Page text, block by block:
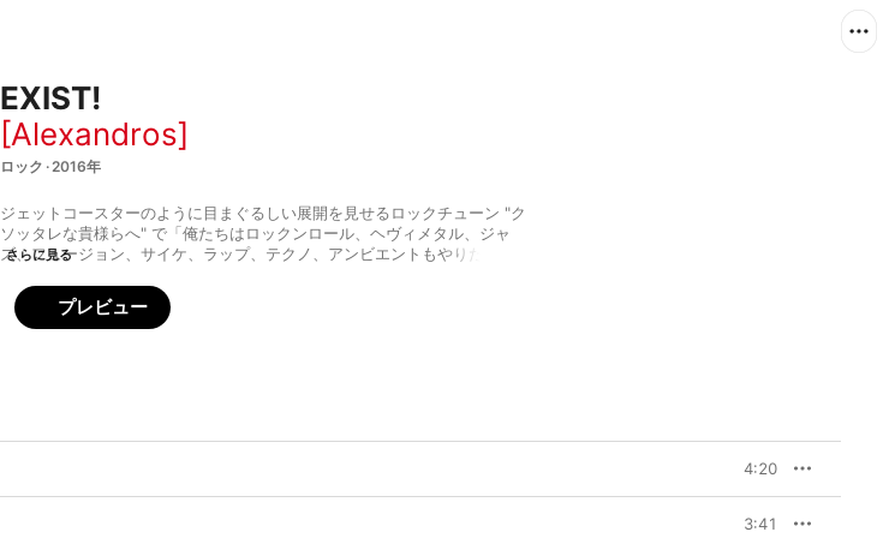
EXIST!
[Alexandros]
ロック · 2016年
ジェットコースターのように目まぐるしい展開を見せるロックチューン "ク
ソッタレな貴様らへ" で「俺たちはロックンロール、ヘヴィメタル、ジャ
ズ、フュージョン、サイケ、ラップ、テクノ、アンビエントもやりたいん
高らかに鳴らした大胆不敵な6枚目のオリジナルアルバム。一曲ごとにコロ
コロと表情を変える多彩な14曲は、洋楽・邦楽のトレンドを押さえつつ
も、彼ららしいエモーショナルでキャッチーなメロディが楽曲のコアにな
さらに見る
プレビュー
4:20
3:41